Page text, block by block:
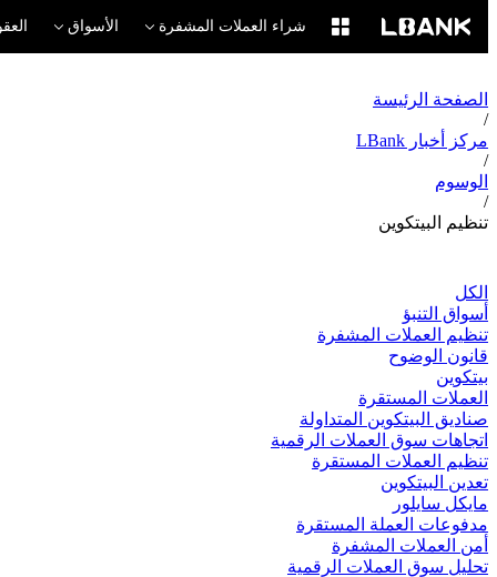
شراء العملات المشفرة الأسواق
الصفحة الرئيسة
/
مركز أخبار LBank
/
الوسوم
/
تنظيم البيتكوين
الكل
أسواق التنبؤ
تنظيم العملات المشفرة
قانون الوضوح
بيتكوين
العملات المستقرة
صناديق البيتكوين المتداولة
اتجاهات سوق العملات الرقمية
تنظيم العملات المستقرة
تعدين البيتكوين
مايكل سايلور
مدفوعات العملة المستقرة
أمن العملات المشفرة
تحليل سوق العملات الرقمية